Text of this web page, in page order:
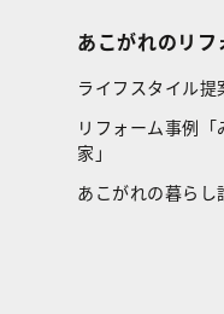
あこがれのリ
ライフスタイル提
リフォーム事例
家」
あこがれの暮らし